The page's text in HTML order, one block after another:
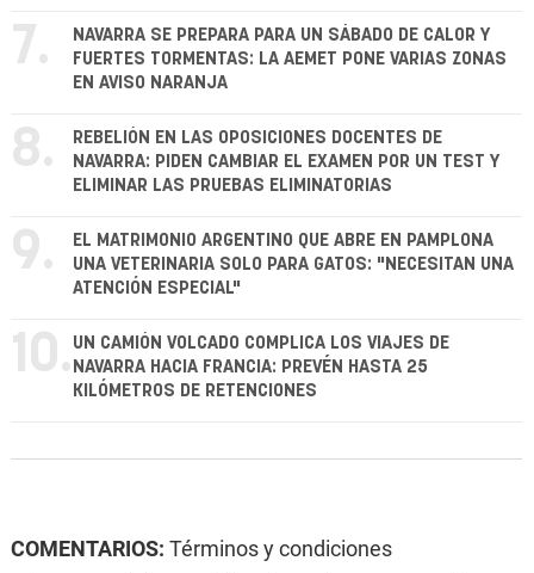
7.
NAVARRA SE PREPARA PARA UN SÁBADO DE CALOR Y
FUERTES TORMENTAS: LA AEMET PONE VARIAS ZONAS
EN AVISO NARANJA
8.
REBELIÓN EN LAS OPOSICIONES DOCENTES DE
NAVARRA: PIDEN CAMBIAR EL EXAMEN POR UN TEST Y
ELIMINAR LAS PRUEBAS ELIMINATORIAS
9.
EL MATRIMONIO ARGENTINO QUE ABRE EN PAMPLONA
UNA VETERINARIA SOLO PARA GATOS: "NECESITAN UNA
ATENCIÓN ESPECIAL"
10. UN CAMIÓN VOLCADO COMPLICA LOS VIAJES DE
NAVARRA HACIA FRANCIA: PREVÉN HASTA 25
KILÓMETROS DE RETENCIONES
COMENTARIOS: Términos y condiciones